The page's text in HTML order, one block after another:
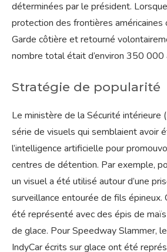
déterminées par le président.
protection des frontières américaines
Garde côtière et retourné
nombre total était d’environ 350 000
Stratégie de popularité
Le ministère de la Sécurité intérieure
série de visuels qui semblaient avoir
l’intelligence artificielle pour
centres de détention. Par exemple,
un visuel a été utilisé autour d’une
surveillance entourée de fils épineux.
été représenté avec des épis de
de glace. Pour Speedway Slammer,
IndyCar écrits sur glace ont été